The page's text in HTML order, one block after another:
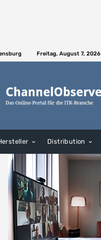
Freitag, August 7, 2026
Distribution